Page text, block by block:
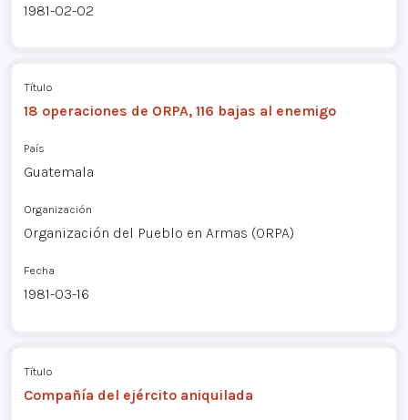
1981-02-02
Título
18 operaciones de ORPA, 116 bajas al enemigo
País
Guatemala
Organización
Organización del Pueblo en Armas (ORPA)
Fecha
1981-03-16
Título
Compañía del ejército aniquilada